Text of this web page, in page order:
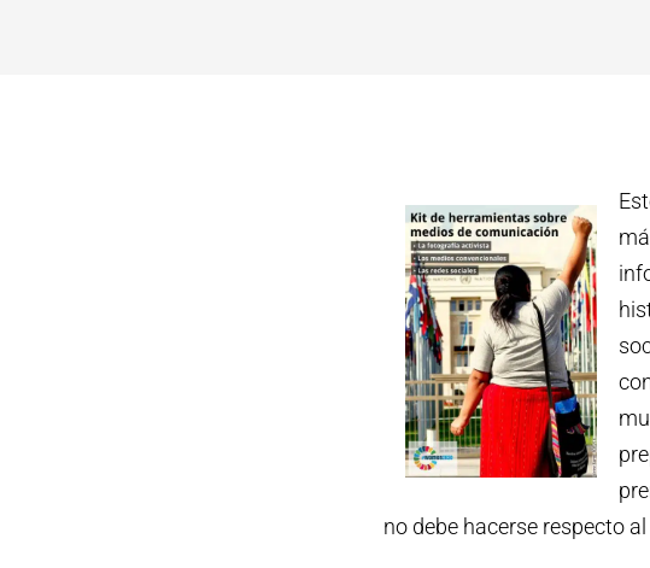
no debe hacerse respecto